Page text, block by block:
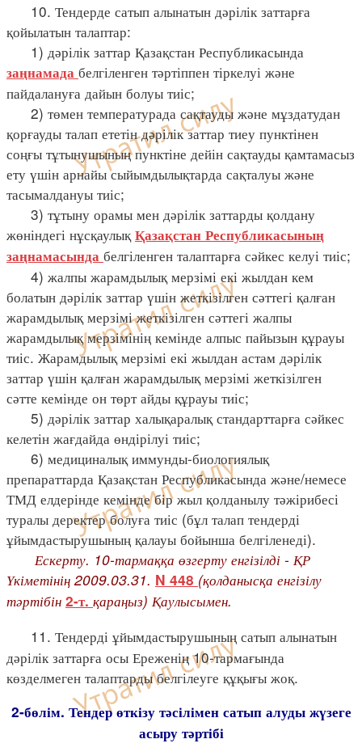
10. Тендерде сатып алынатын дәрілік заттарға
қойылатын талаптар:
1) дәрілік заттар Қазақстан Республикасында
заңнамада белгіленген тәртіппен тіркелуі және
пайдалануға дайын болуы тиіс;
2) төмен температурада сақтауды және мұздатудан
қорғауды талап ететін дәрілік заттар тиеу пунктінен
соңғы тұтынушының пунктіне дейін сақтауды қамтамасыз
ету үшін арнайы сыйымдылықтарда сақталуы және
тасымалдануы тиіс;
3) тұтыну орамы мен дәрілік заттарды қолдану
жөніндегі нұсқаулықҚазақстан Республикасының
заңнамасында белгіленген талаптарға сәйкес келуі тиіс;
4) жалпы жарамдылық мерзімі екі жылдан кем
болатын дәрілік заттар үшін жеткізілген сәттегі қалған
жарамдылық мерзімі жеткізілген сәттегі жалпы
жарамдылық мерзімінің кемінде алпыс пайызын құрауы
тиіс. Жарамдылық мерзімі екі жылдан астам дәрілік
заттар үшін қалған жарамдылық мерзімі жеткізілген
сәтте кемінде он төрт айды құрауы тиіс;
5) дәрілік заттар халықаралық стандарттарға сәйкес
келетін жағдайда өндірілуі тиіс;
6) медициналық иммунды-биологиялық
препараттарда Қазақстан Республикасында және/немесе
ТМД елдерінде кемінде бір жыл қолданылу тәжірибесі
туралы деректер болуға тиіс (бұл талап тендерді
ұйымдастырушының қалауы бойынша белгіленеді).
Ескерту. 10-тармаққа өзгерту енгізілді - ҚР
Үкіметінің 2009.03.31. N 448 (қолданысқа енгізілу
тәртібін 2-т. қараңыз) Қаулысымен.
11. Тендерді ұйымдастырушының сатып алынатын
дәрілік заттарға осы Ереженің 10-тармағында
көзделмеген талаптарды белгілеуге құқығы жоқ.
2-бөлім. Тендер өткізу тәсілімен сатып алуды жүзеге
асыру тәртібі